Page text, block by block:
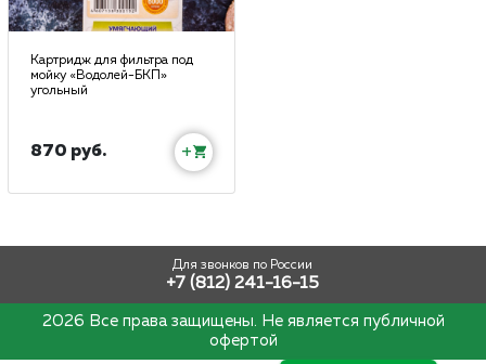
Картридж для фильтра под
мойку «Водолей-БКП»
угольный
870 руб. +
Для звонков по России
+7 (812) 241-16-15
2026 Все права защищены. Не является публичной
офертой